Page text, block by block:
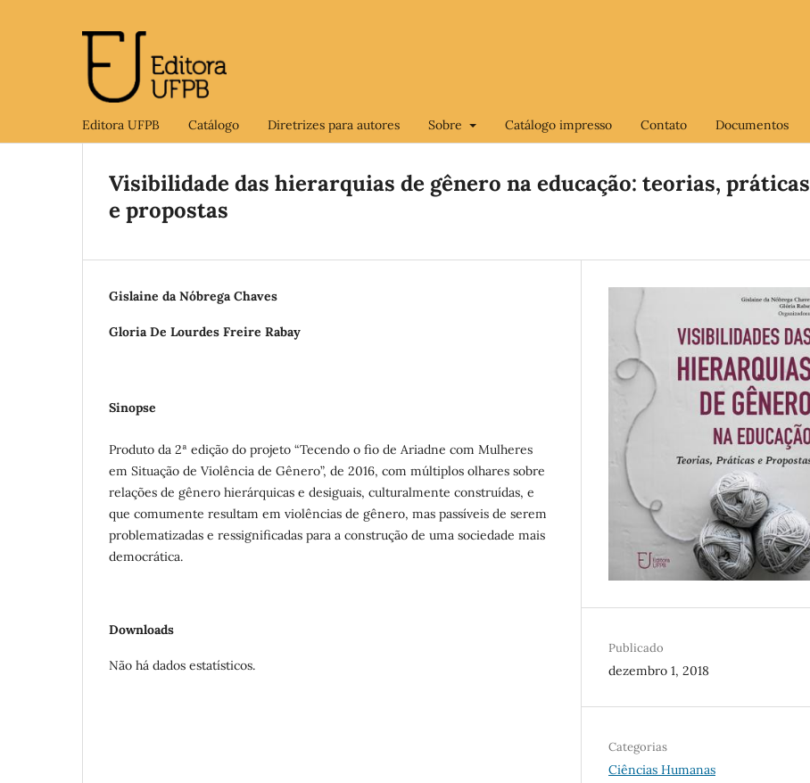
Editora UFPB Catálogo Diretrizes para autores Sobre Catálogo impresso Contato Documentos
Visibilidade das hierarquias de gênero na educação: teorias, práticas
e propostas
Gislaine da Nóbrega Chaves
Gloria De Lourdes Freire Rabay
Sinopse
Produto da 2ª edição do projeto “Tecendo o fio de Ariadne com Mulheres
em Situação de Violência de Gênero”, de 2016, com múltiplos olhares sobre
relações de gênero hierárquicas e desiguais, culturalmente construídas, e
que comumente resultam em violências de gênero, mas passíveis de serem
problematizadas e ressignificadas para a construção de uma sociedade mais
democrática.
Downloads
Não há dados estatísticos.
Publicado
dezembro 1, 2018
Categorias
Ciências Humanas